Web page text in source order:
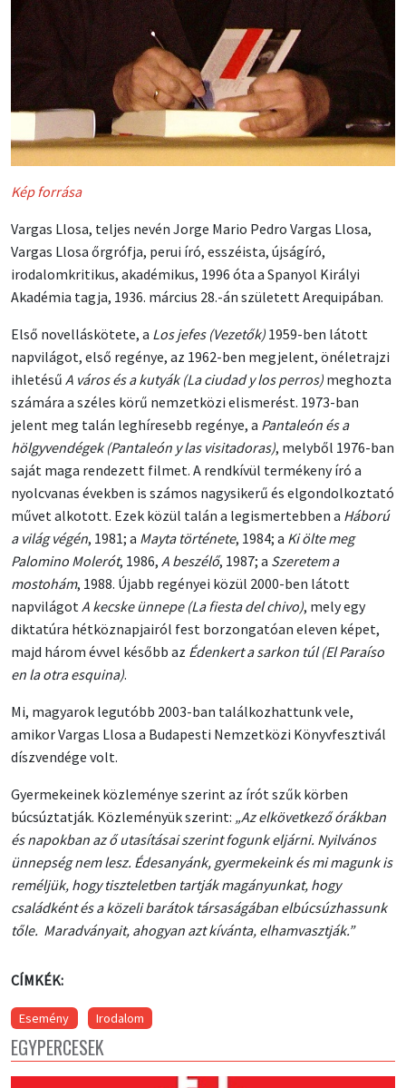
Kép forrása
Vargas Llosa, teljes nevén Jorge Mario Pedro Vargas Llosa,
Vargas Llosa őrgrófja, perui író, esszéista, újságíró,
irodalomkritikus, akadémikus, 1996 óta a Spanyol Királyi
Akadémia tagja, 1936. március 28.-án született Arequipában.
Első novelláskötete, a Los jefes (Vezetők) 1959-ben látott
napvilágot, első regénye, az 1962-ben megjelent, önéletrajzi
ihletésű A város és a kutyák (La ciudad y los perros) meghozta
számára a széles körű nemzetközi elismerést. 1973-ban
jelent meg talán leghíresebb regénye, a Pantaleón és a
hölgyvendégek (Pantaleón y las visitadoras), melyből 1976-ban
saját maga rendezett filmet. A rendkívül termékeny író a
nyolcvanas években is számos nagysikerű és elgondolkoztató
művet alkotott. Ezek közül talán a legismertebben a Háború
a világ végén, 1981; a Mayta története, 1984; a Ki ölte meg
Palomino Molerót, 1986, A beszélő, 1987; a Szeretem a
mostohám, 1988. Újabb regényei közül 2000-ben látott
napvilágot A kecske ünnepe (La fiesta del chivo), mely egy
diktatúra hétköznapjairól fest borzongatóan eleven képet,
majd három évvel később az Édenkert a sarkon túl (El Paraíso
en la otra esquina).
Mi, magyarok legutóbb 2003-ban találkozhattunk vele,
amikor Vargas Llosa a Budapesti Nemzetközi Könyvfesztivál
díszvendége volt.
Gyermekeinek közleménye szerint az írót szűk körben
búcsúztatják. Közleményük szerint: „Az elkövetkező órákban
és napokban az ő utasításai szerint fogunk eljárni. Nyilvános
ünnepség nem lesz. Édesanyánk, gyermekeink és mi magunk is
reméljük, hogy tiszteletben tartják magányunkat, hogy
családként és a közeli barátok társaságában elbúcsúzhassunk
tőle. Maradványait, ahogyan azt kívánta, elhamvasztják.”
CÍMKÉK:
Esemény Irodalom
EGYPERCESEK